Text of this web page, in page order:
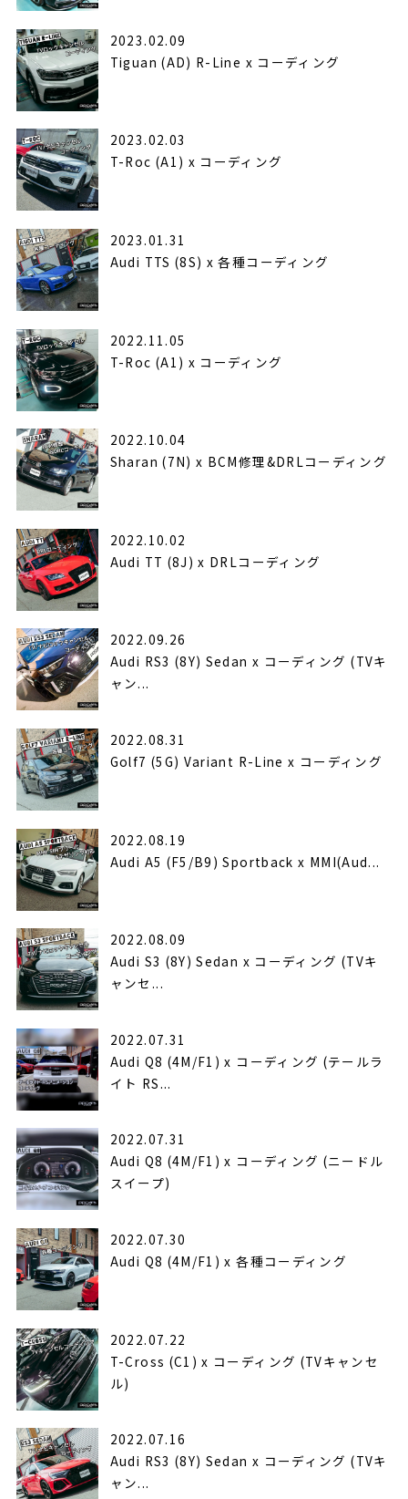
2023.02.09
Tiguan (AD) R-Line x コーディング
2023.02.03
T-Roc (A1) x コーディング
2023.01.31
Audi TTS (8S) x 各種コーディング ⁣
2022.11.05
T-Roc (A1) x コーディング
2022.10.04
Sharan (7N) x BCM修理&DRLコーディング
2022.10.02
Audi TT (8J) x DRLコーディング
2022.09.26
Audi RS3 (8Y) Sedan x コーディング (TVキ
ャン...
2022.08.31
Golf7 (5G) Variant R-Line x コーディング
2022.08.19
Audi A5 (F5/B9) Sportback x MMI(Aud...
2022.08.09
Audi S3 (8Y) Sedan x コーディング (TVキ
ャンセ...
2022.07.31
Audi Q8 (4M/F1) x コーディング (テールラ
イト RS...
2022.07.31
Audi Q8 (4M/F1) x コーディング (ニードル
スイープ)
2022.07.30
Audi Q8 (4M/F1) x 各種コーディング
2022.07.22
T-Cross (C1) x コーディング (TVキャンセ
ル)
2022.07.16
Audi RS3 (8Y) Sedan x コーディング (TVキ
ャン...